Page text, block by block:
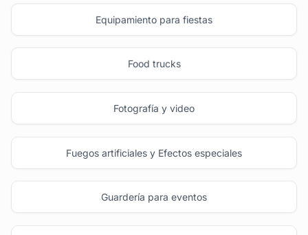
Equipamiento para fiestas
Food trucks
Fotografía y video
Fuegos artificiales y Efectos especiales
Guardería para eventos